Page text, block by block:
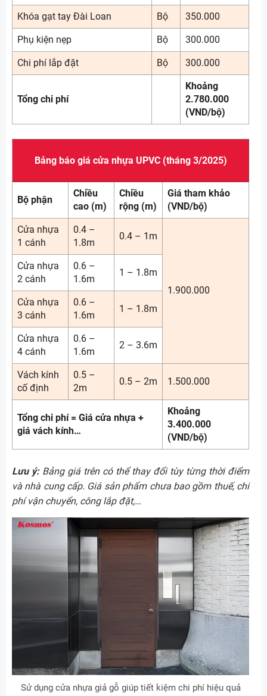
Khóa gạt tay Đài Loan Bộ 350.000
Phụ kiện nẹp Bộ 300.000
Chi phí lắp đặt Bộ 300.000
Tổng chi phí
Khoảng
2.780.000
(VND/bộ)
Bảng báo giá cửa nhựa UPVC (tháng 3/2025)
Bộ phận
Chiều
cao (m)
Chiều
rộng (m)
Giá tham khảo
(VND/bộ)
Cửa nhựa
1 cánh
0.4 –
1.8m
0.4 – 1m
1.900.000
Cửa nhựa
2 cánh
0.6 –
1.6m
1 – 1.8m
Cửa nhựa
3 cánh
0.6 –
1.6m
1 – 1.8m
Cửa nhựa
4 cánh
0.6 –
1.6m
2 – 3.6m
Vách kính
cố định
0.5 –
2m
0.5 – 2m 1.500.000
Tổng chi phí = Giá cửa nhựa +
giá vách kính…
Khoảng
3.400.000
(VND/bộ)
Lưu ý:Bảng giá trên có thể thay đổi tùy từng thời điểm
và nhà cung cấp. Giá sản phẩm chưa bao gồm thuế, chi
phí vận chuyển, công lắp đặt,…
Sử dụng cửa nhựa giả gỗ giúp tiết kiệm chi phí hiệu quả